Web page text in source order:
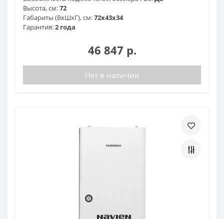
Высота, см:72
Габариты (ВхШхГ), см:72x43x34
Гарантия:2 года
46 847 р.
Нет в наличии